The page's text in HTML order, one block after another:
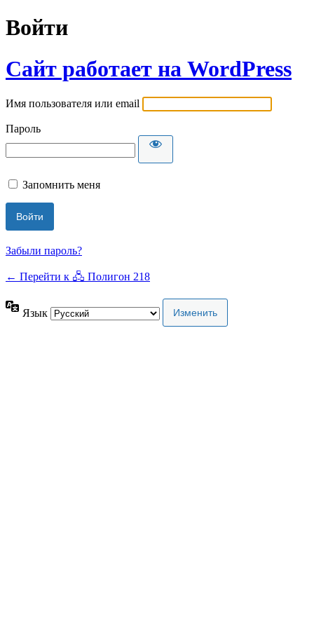
Войти
Сайт работает на WordPress
Имя пользователя или email
Пароль
Запомнить меня
Забыли пароль?
← Перейти к 🖧 Полигон 218
Язык